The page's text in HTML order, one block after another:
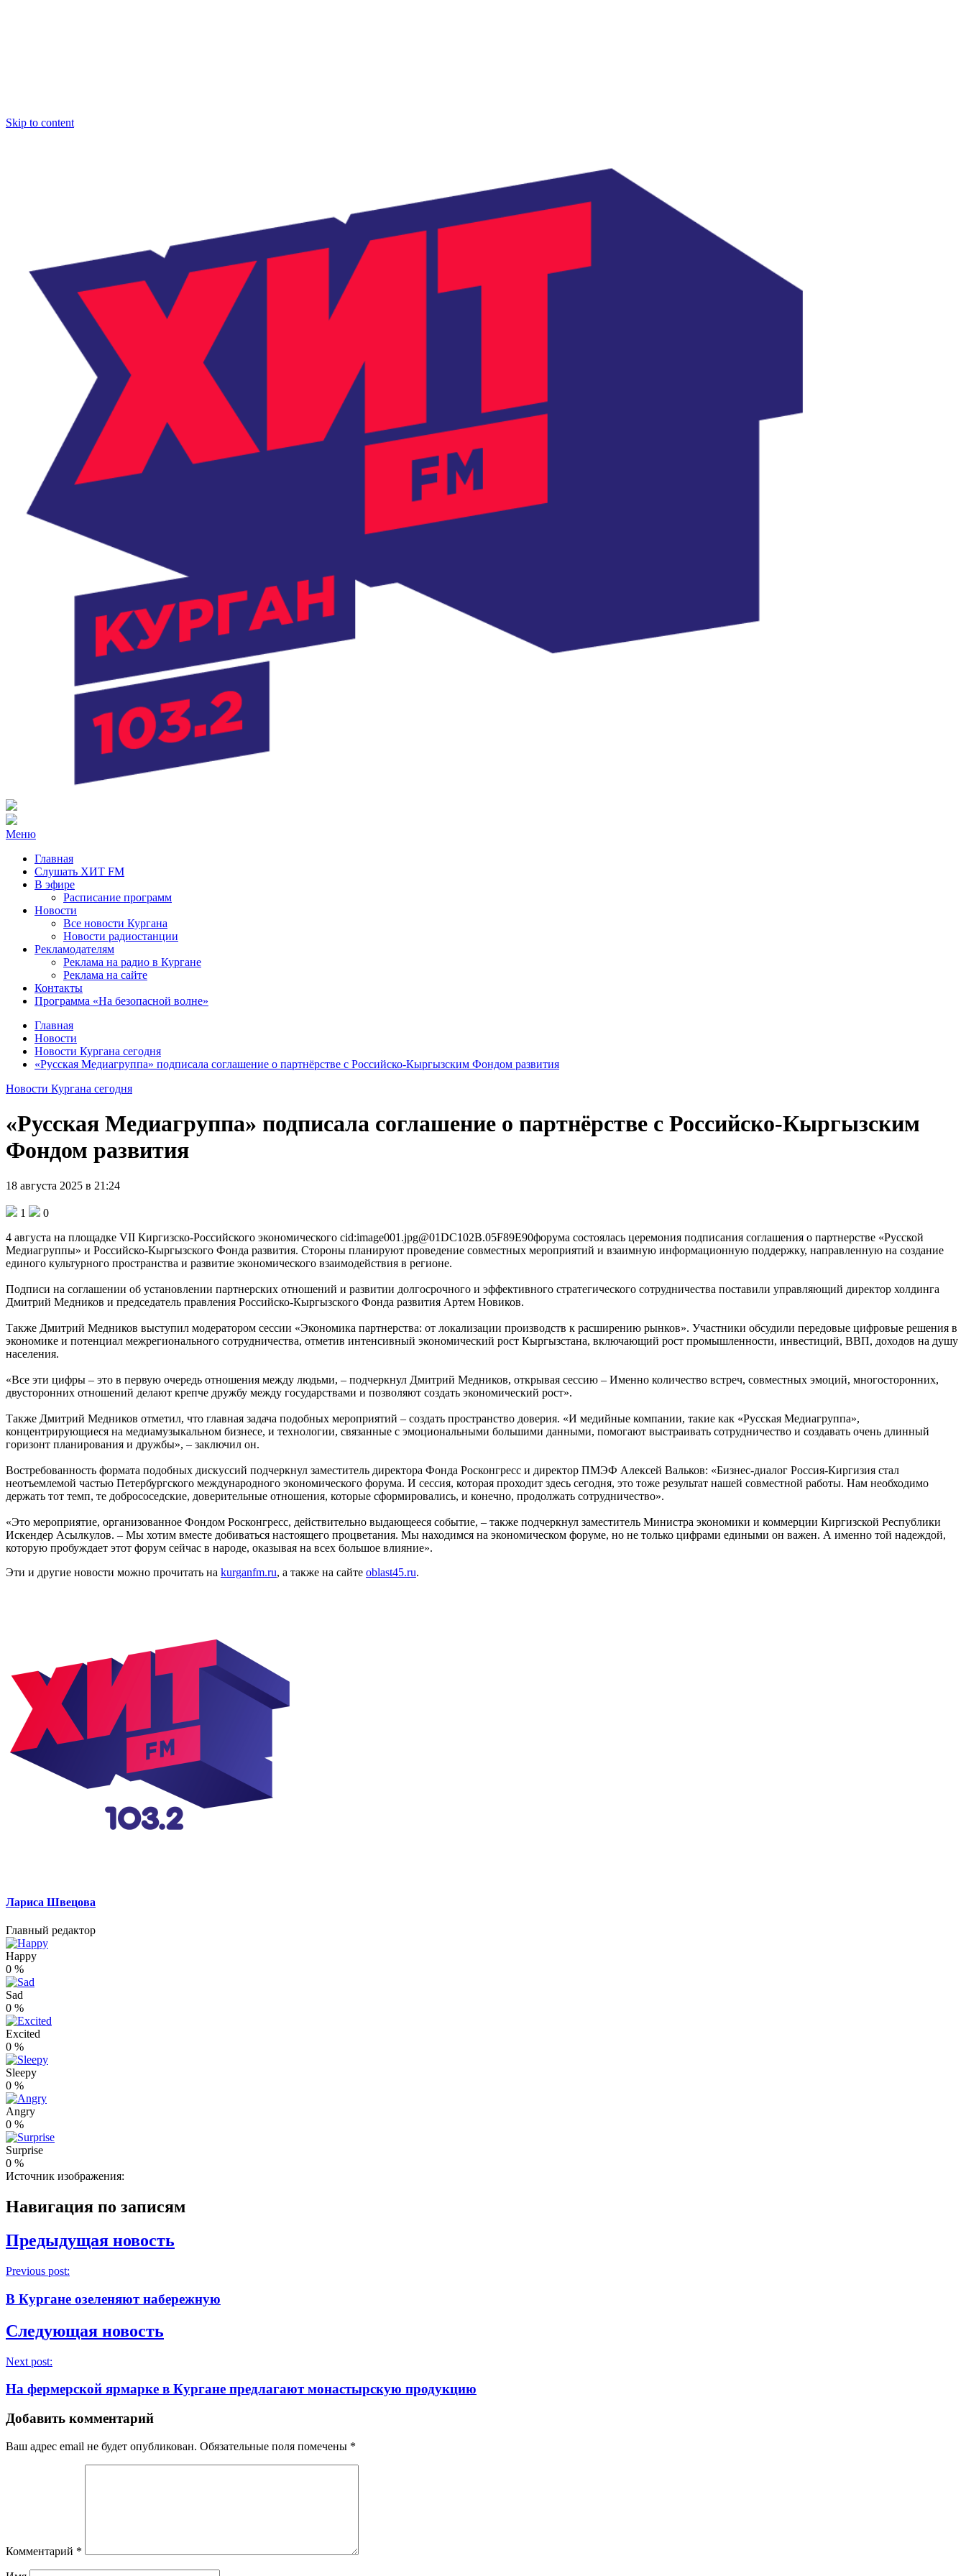
Skip to content
Радио ХИТ FM Курган
103.2 FM
Меню
Главная
Слушать ХИТ FM
В эфире
Расписание программ
Новости
Все новости Кургана
Новости радиостанции
Рекламодателям
Реклама на радио в Кургане
Реклама на сайте
Контакты
Программа «На безопасной волне»
Главная
Новости
Новости Кургана сегодня
«Русская Медиагруппа» подписала соглашение о партнёрстве с Российско-Кыргызским Фондом развития
Новости Кургана сегодня
«Русская Медиагруппа» подписала соглашение о партнёрстве с Российско-Кыргызским
Фондом развития
18 августа 2025 в 21:24
1
0
4 августа на площадке VII Киргизско-Российского экономического cid:image001.jpg@01DC102B.05F89E90форума состоялась церемония подписания соглашения о партнерстве «Русской
Медиагруппы» и Российско-Кыргызского Фонда развития. Стороны планируют проведение совместных мероприятий и взаимную информационную поддержку, направленную на создание
единого культурного пространства и развитие экономического взаимодействия в регионе.
Подписи на соглашении об установлении партнерских отношений и развитии долгосрочного и эффективного стратегического сотрудничества поставили управляющий директор холдинга
Дмитрий Медников и председатель правления Российско-Кыргызского Фонда развития Артем Новиков.
Также Дмитрий Медников выступил модератором сессии «Экономика партнерства: от локализации производств к расширению рынков». Участники обсудили передовые цифровые решения в
экономике и потенциал межрегионального сотрудничества, отметив интенсивный экономический рост Кыргызстана, включающий рост промышленности, инвестиций, ВВП, доходов на душу
населения.
«Все эти цифры – это в первую очередь отношения между людьми, – подчеркнул Дмитрий Медников, открывая сессию – Именно количество встреч, совместных эмоций, многосторонних,
двусторонних отношений делают крепче дружбу между государствами и позволяют создать экономический рост».
Также Дмитрий Медников отметил, что главная задача подобных мероприятий – создать пространство доверия. «И медийные компании, такие как «Русская Медиагруппа»,
концентрирующиеся на медиамузыкальном бизнесе, и технологии, связанные с эмоциональными большими данными, помогают выстраивать сотрудничество и создавать очень длинный
горизонт планирования и дружбы», – заключил он.
Востребованность формата подобных дискуссий подчеркнул заместитель директора Фонда Росконгресс и директор ПМЭФ Алексей Вальков: «Бизнес-диалог Россия-Киргизия стал
неотъемлемой частью Петербургского международного экономического форума. И сессия, которая проходит здесь сегодня, это тоже результат нашей совместной работы. Нам необходимо
держать тот темп, те добрососедские, доверительные отношения, которые сформировались, и конечно, продолжать сотрудничество».
«Это мероприятие, организованное Фондом Росконгресс, действительно выдающееся событие, – также подчеркнул заместитель Министра экономики и коммерции Киргизской Республики
Искендер Асылкулов. – Мы хотим вместе добиваться настоящего процветания. Мы находимся на экономическом форуме, но не только цифрами едиными он важен. А именно той надеждой,
которую пробуждает этот форум сейчас в народе, оказывая на всех большое влияние».
Эти и другие новости можно прочитать на kurganfm.ru, а также на сайте oblast45.ru.
Лариса Швецова
Главный редактор
Happy
0 %
Sad
0 %
Excited
0 %
Sleepy
0 %
Angry
0 %
Surprise
0 %
Источник изображения:
Навигация по записям
Предыдущая новость
Previous post:
В Кургане озеленяют набережную
Следующая новость
Next post:
На фермерской ярмарке в Кургане предлагают монастырскую продукцию
Добавить комментарий
Ваш адрес email не будет опубликован. Обязательные поля помечены *
Комментарий *